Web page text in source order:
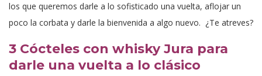
los que queremos darle a lo sofisticado una vuelta, aflojar un
poco la corbata y darle la bienvenida a algo nuevo. ¿Te atreves?
3 Cócteles con whisky Jura para
darle una vuelta a lo clásico